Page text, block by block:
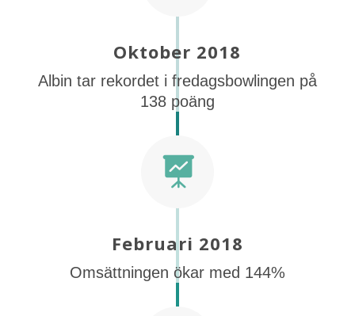
Oktober 2018
Albin tar rekordet i fredagsbowlingen på
138 poäng

Februari 2018
Omsättningen ökar med 144%